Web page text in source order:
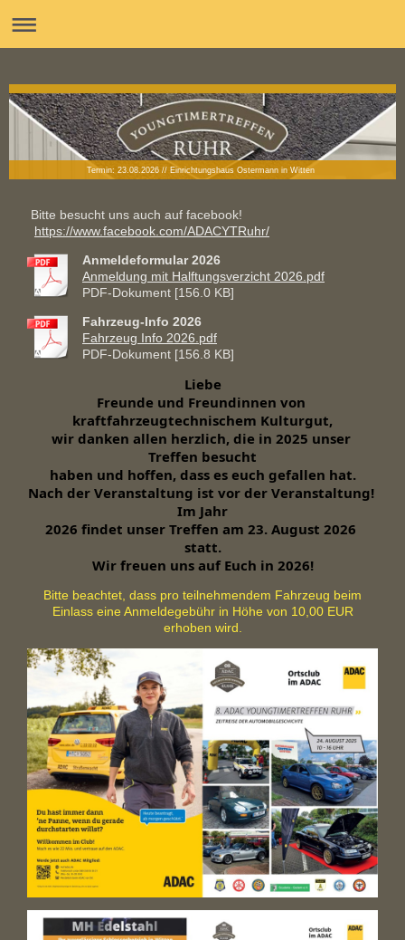
Termin: 23.08.2026 // Einrichtungshaus Ostermann in Witten
Bitte besucht uns auch auf facebook!
https://www.facebook.com/ADACYTRuhr/
Anmeldeformular 2026
Anmeldung mit Halftungsverzicht 2026.pdf
PDF-Dokument [156.0 KB]
Fahrzeug-Info 2026
Fahrzeug Info 2026.pdf
PDF-Dokument [156.8 KB]
Liebe
Freunde und Freundinnen von
kraftfahrzeugtechnischem Kulturgut,
wir danken allen herzlich, die in 2025 unser
Treffen besucht
haben und hoffen, dass es euch gefallen hat.
Nach der Veranstaltung ist vor der Veranstaltung!
Im Jahr
2026 findet unser Treffen am 23. August 2026
statt.
Wir freuen uns auf Euch in 2026!
Bitte beachtet, dass pro teilnehmendem Fahrzeug beim
Einlass eine Anmeldegebühr in Höhe von 10,00 EUR
erhoben wird.